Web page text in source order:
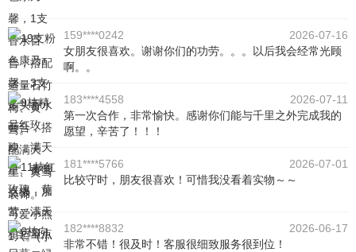
159****0242
2026-07-16
女朋友很喜欢。谢谢你们的功劳。。。以后我会经常光顾
啊。。
183****4558
2026-07-11
第一次合作，非常愉快。感谢你们能与千里之外完成我的
愿望，辛苦了！！！
181****5766
2026-07-01
比较守时，朋友很喜欢！可惜我没看着实物～～
182****8832
2026-06-17
非常不错！很及时！客服很细致服务很到位！